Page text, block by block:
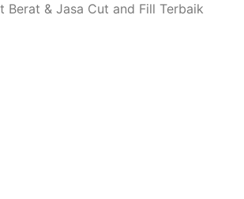
Berat & Jasa Cut and Fill Terbaik